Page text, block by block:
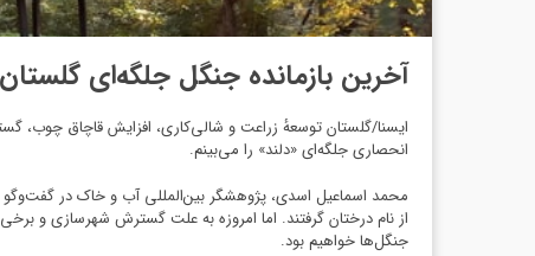
آخرین بازمانده جنگل جلگه‌ای
ایسنا/گلستان توسعهٔ زراعت و شالی‌کاری، افزایش قاچاق چوب،
انحصاری جلگه‌ای «دلند» را می‌بینم.
محمد اسماعیل اسدی، پژوهشگر بین‌المللی آب و خاک در گفت‌وگو
از نام درختان گرفتند. اما امروزه به علت گسترش شهرسازی و
جنگل‌ها خواهیم بود.